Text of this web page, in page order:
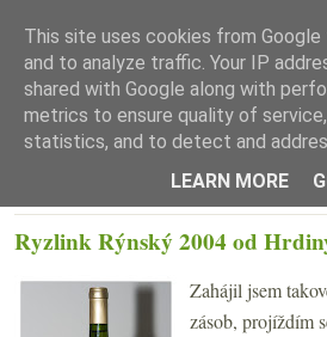
☰ Menu
Ryzlink Rýnský 2004 od
Zahájil jsem
zásob, projíždím
This site uses cookies from
and to analyze traffic. Your IP
shared with Google along with
metrics to ensure quality of
statistics, and to detect and
LEARN MORE